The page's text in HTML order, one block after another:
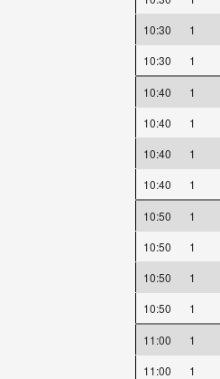
10:30
1
10:30
1
10:40 1
10:40
1
10:40
1
10:40
1
10:50 1
10:50
1
10:50
1
10:50
1
11:00 1
11:00
1